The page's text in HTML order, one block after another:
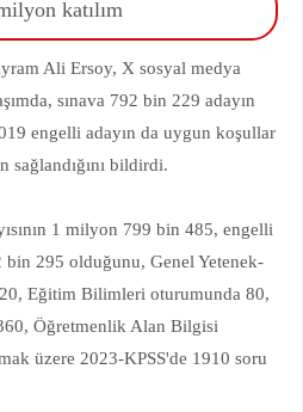
katılım
Ali Ersoy, X sosyal medya
sınava 792 bin 229 adayın
engelli adayın da uygun koşullar
sağlandığını bildirdi.
1 milyon 799 bin 485, engelli
2 bin 295 olduğunu, Genel Yetenek-
Eğitim Bilimleri oturumunda 80,
Öğretmenlik Alan Bilgisi
üzere 2023-KPSS'de 1910 soru